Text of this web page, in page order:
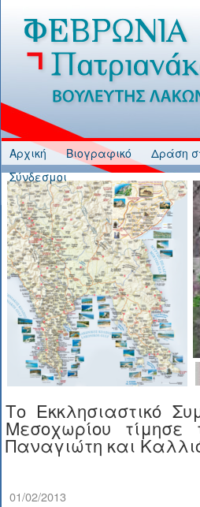
Αρχική Βιογραφικό Δράση
Σύνδεσμοι
Το Εκκλησιαστικό
Μεσοχωρίου
Παναγιώτη και
01/02/2013